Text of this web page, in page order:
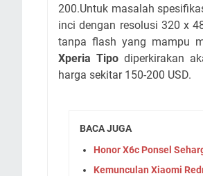
200.Untuk masalah
inci dengan resolusi 320 x
tanpa flash yang mampu
Xperia Tipodiperkirakan
harga sekitar 150-200 USD.
BACA JUGA
Honor X6c Ponsel
Kemunculan Xiaomi